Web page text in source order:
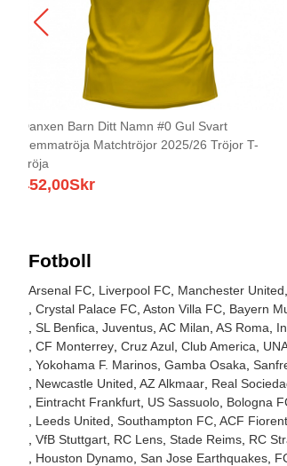
Danxen Barn Ditt Namn #0 Gul Svart
Hemmatröja Matchtröjor 2025/26 Tröjor T-
Tröja
452,00Skr
Fotboll
Arsenal FC Liverpool FC Manchester United
Crystal Palace FC Aston Villa FC Bayern
SL Benfica Juventus AC Milan AS Roma
CF Monterrey Cruz Azul Club America
Yokohama F. Marinos Gamba Osaka
Newcastle United AZ Alkmaar Real
Eintracht Frankfurt US Sassuolo Bologna
Leeds United Southampton FC ACF
VfB Stuttgart RC Lens Stade Reims RC
Houston Dynamo San Jose Earthquakes